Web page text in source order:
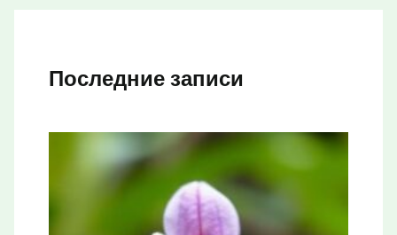
Последние записи